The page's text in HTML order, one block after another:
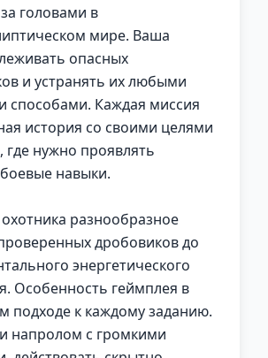
головами в
мире. Ваша
опасных
и устранять их любыми
способами. Каждая миссия
история со своими целями
где нужно проявлять
навыки.
разнообразное
дробовиков до
энергетического
Особенность геймплея в
подходе к каждому заданию.
напролом с громкими